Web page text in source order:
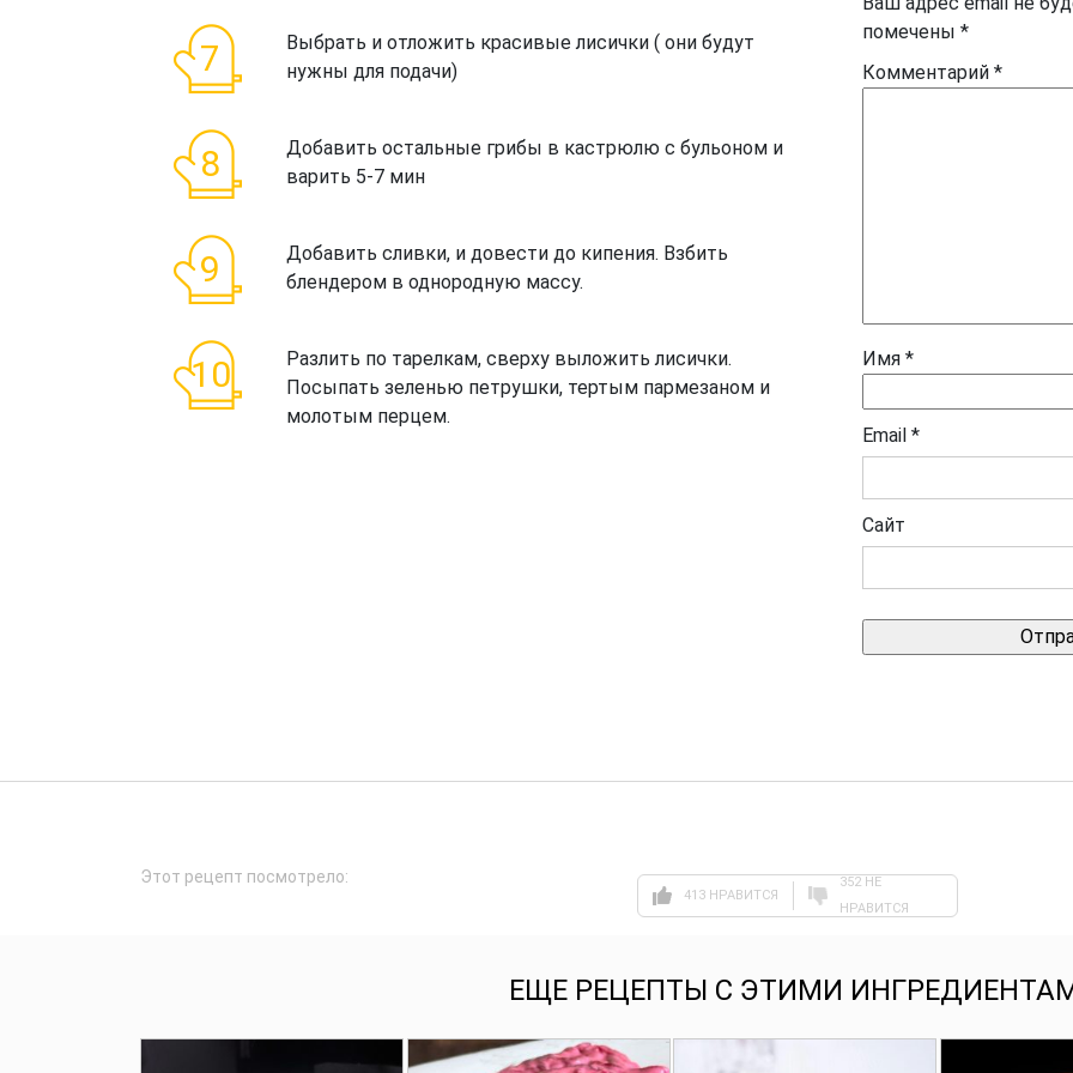
Выбрать и отложить красивые лисички ( они будут
нужны для подачи)
Добавить остальные грибы в кастрюлю с бульоном и
варить 5-7 мин
Добавить сливки, и довести до кипения. Взбить
блендером в однородную массу.
Разлить по тарелкам, сверху выложить лисички.
Посыпать зеленью петрушки, тертым пармезаном и
молотым перцем.
помечены *
Комментарий *
Имя *
Email *
Сайт
Этот рецепт посмотрело:
413 НРАВИТСЯ
352 НЕ
НРАВИТСЯ
ЕЩЕ РЕЦЕПТЫ С ЭТИМИ